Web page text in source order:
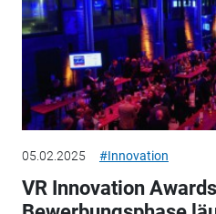
05.02.2025 #Innovation
VR Innovation